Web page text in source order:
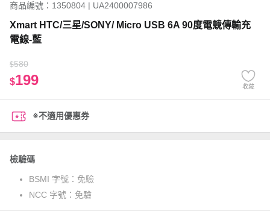
商品編號：1350804 | UA2400007986
Xmart HTC/三星/SONY/ Micro USB 6A 90度電競傳輸充
電線-藍
$580
$199 收藏
※不適用優惠券
檢驗碼
BSMI 字號： 免驗
NCC 字號： 免驗